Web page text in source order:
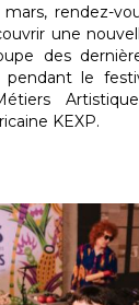
rendez-
une
des
pendant le
KEXP.